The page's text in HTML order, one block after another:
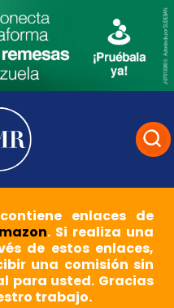
enlaces de
. Si realiza una
de estos enlaces,
una comisión sin
para usted. Gracias
trabajo.